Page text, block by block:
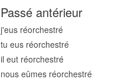
Passé antérieur
j'eus réorchestré
tu eus réorchestré
il eut réorchestré
nous eûmes réorchestré